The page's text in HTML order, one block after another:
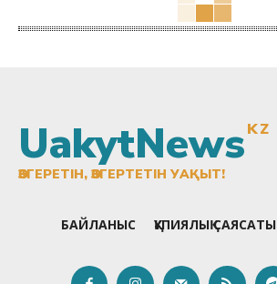
UakytNewsKZ
ӨЗГЕРЕТІН, ӨЗГЕРТЕТІН УАҚЫТ!
БАЙЛАНЫС ҚҰПИЯЛЫҚ САЯСАТЫ